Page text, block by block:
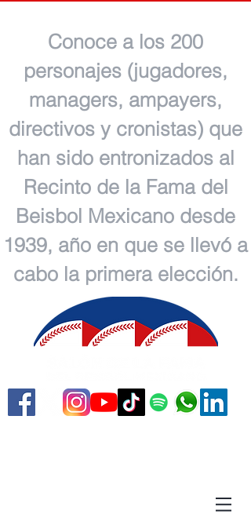
Conoce a los 200
personajes (jugadores,
managers, ampayers,
directivos y cronistas) que
han sido entronizados al
Recinto de la Fama del
Beisbol Mexicano desde
1939, año en que se llevó a
cabo la primera elección.